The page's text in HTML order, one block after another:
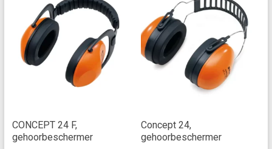
CONCEPT 24 F,
gehoorbeschermer
Concept 24,
gehoorbeschermer